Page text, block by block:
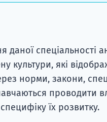
спеціальності
які
норми, закони,
проводити
їх розвитку.